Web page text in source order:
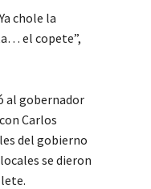
chole la
el copete”,
al gobernador
Carlos
del gobierno
se dieron